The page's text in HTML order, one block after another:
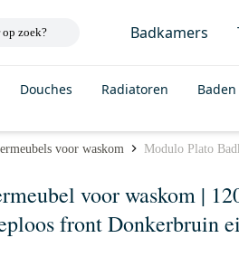
Badkamers
Douches Radiatoren Baden
voor waskom Modulo Plato
voor waskom |
front Donkerbruin